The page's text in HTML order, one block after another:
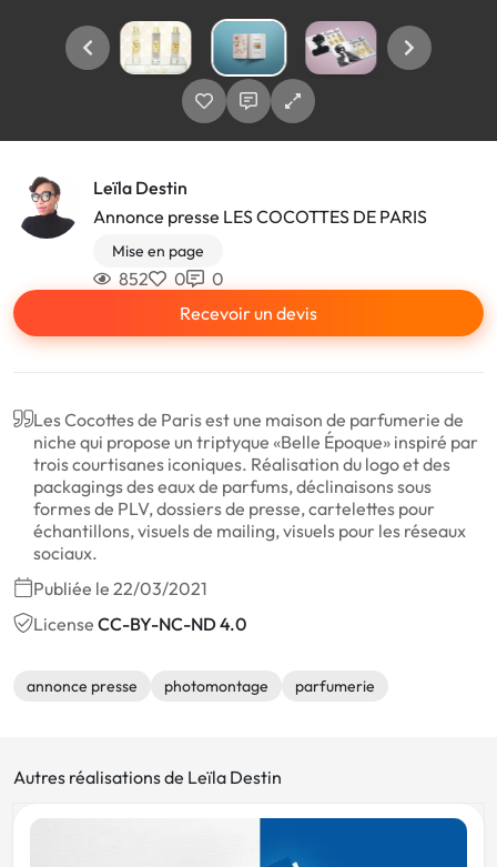
Leïla Destin
Annonce presse LES COCOTTES DE PARIS
Mise en page
852 0
0
Recevoir un devis
Les Cocottes de Paris est une maison de parfumerie de
niche qui propose un triptyque «Belle Époque» inspiré par
trois courtisanes iconiques. Réalisation du logo et des
packagings des eaux de parfums, déclinaisons sous
formes de PLV, dossiers de presse, cartelettes pour
échantillons, visuels de mailing, visuels pour les réseaux
sociaux.
Publiée le 22/03/2021
License CC-BY-NC-ND 4.0
annonce presse photomontage parfumerie
Autres réalisations de Leïla Destin